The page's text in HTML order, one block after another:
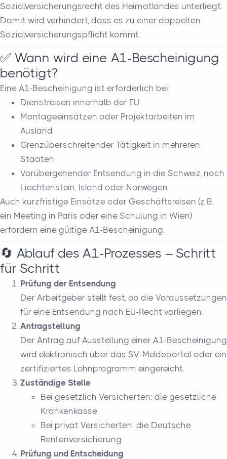
Sozialversicherungsrecht des Heimatlandes unterliegt.
Damit wird verhindert, dass es zu einer doppelten
Sozialversicherungspflicht kommt.
✅ Wann wird eine A1-Bescheinigung
benötigt?
Eine A1-Bescheinigung ist erforderlich bei:
Dienstreisen innerhalb der EU
Montageeinsätzen oder Projektarbeiten im
Ausland
Grenzüberschreitender Tätigkeit in mehreren
Staaten
Vorübergehender Entsendung in die Schweiz, nach
Liechtenstein, Island oder Norwegen
Auch kurzfristige Einsätze oder Geschäftsreisen (z. B.
ein Meeting in Paris oder eine Schulung in Wien)
erfordern eine gültige A1-Bescheinigung.
🔄 Ablauf des A1-Prozesses – Schritt
für Schritt
Prüfung der Entsendung
Der Arbeitgeber stellt fest, ob die Voraussetzungen
für eine Entsendung nach EU-Recht vorliegen.
Antragstellung
Der Antrag auf Ausstellung einer A1-Bescheinigung
wird elektronisch über das SV-Meldeportal oder ein
zertifiziertes Lohnprogramm eingereicht.
Zuständige Stelle
Bei gesetzlich Versicherten: die gesetzliche
Krankenkasse
Bei privat Versicherten: die Deutsche
Rentenversicherung
Prüfung und Entscheidung